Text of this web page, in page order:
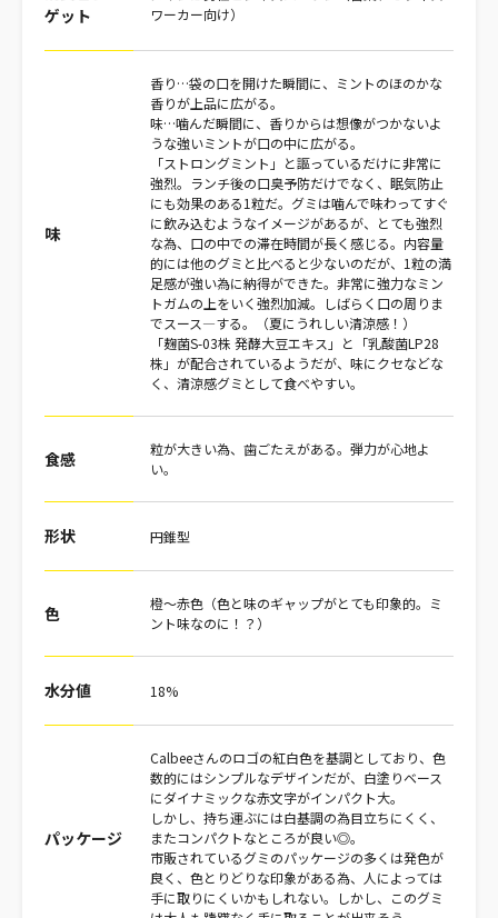
ゲット
ワーカー向け）
味
香り…袋の口を開けた瞬間に、ミントのほのかな
香りが上品に広がる。
味…噛んだ瞬間に、香りからは想像がつかないよ
うな強いミントが口の中に広がる。
「ストロングミント」と謳っているだけに非常に
強烈。ランチ後の口臭予防だけでなく、眠気防止
にも効果のある1粒だ。グミは噛んで味わってすぐ
に飲み込むようなイメージがあるが、とても強烈
な為、口の中での滞在時間が長く感じる。内容量
的には他のグミと比べると少ないのだが、1粒の満
足感が強い為に納得ができた。非常に強力なミン
トガムの上をいく強烈加減。しばらく口の周りま
でスース―する。（夏にうれしい清涼感！）
「麹菌S-03株 発酵大豆エキス」と「乳酸菌LP28
株」が配合されているようだが、味にクセなどな
く、清涼感グミとして食べやすい。
食感
粒が大きい為、歯ごたえがある。弾力が心地よ
い。
形状 円錐型
色
橙～赤色（色と味のギャップがとても印象的。ミ
ント味なのに！？）
水分値 18%
パッケージ
Calbeeさんのロゴの紅白色を基調としており、色
数的にはシンプルなデザインだが、白塗りベース
にダイナミックな赤文字がインパクト大。
しかし、持ち運ぶには白基調の為目立ちにくく、
またコンパクトなところが良い◎。
市販されているグミのパッケージの多くは発色が
良く、色とりどりな印象がある為、人によっては
手に取りにくいかもしれない。しかし、このグミ